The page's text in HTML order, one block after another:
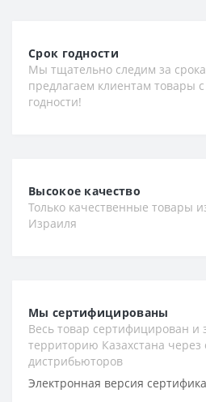
Срок годности
Мы тщательно следим за
предлагаем клиентам товары
годности!
Высокое качество
Только качественные товары
Израиля
Мы сертифицированы
Весь товар сертифицирован и
территорию Казахстана
дистрибьюторов
Электронная версия